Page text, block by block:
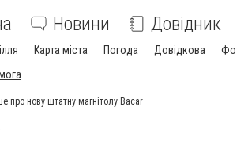
Новини Довідник
Карта міста Погода Довідкова
про нову штатну магнітолу Bacar